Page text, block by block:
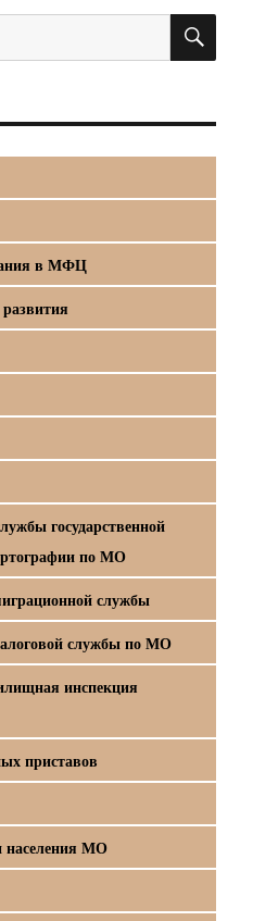
в МФЦ
государственной
по МО
службы
службы по МО
инспекция
приставов
населения МО